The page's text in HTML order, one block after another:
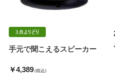
手元で聞こえるスピーカー
￥4,389 (税込)